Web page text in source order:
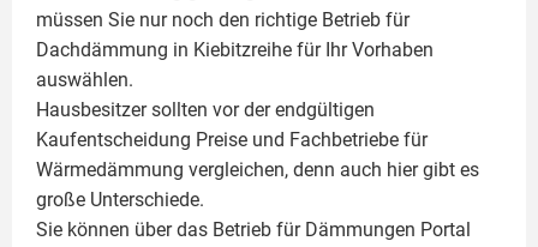
müssen Sie nur noch den richtige Betrieb für
Dachdämmung in Kiebitzreihe für Ihr Vorhaben
auswählen.
Hausbesitzer sollten vor der endgültigen
Kaufentscheidung Preise und Fachbetriebe für
Wärmedämmung vergleichen, denn auch hier gibt es
große Unterschiede.
Sie können über das Betrieb für Dämmungen Portal